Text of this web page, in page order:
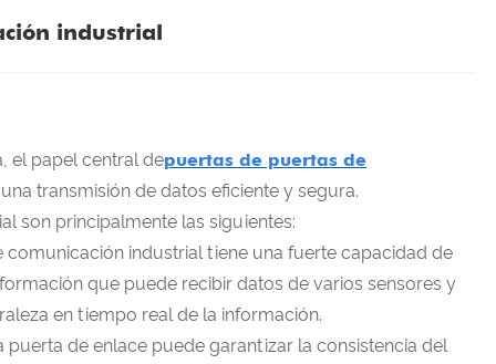
industrial
el papel central depuertas de puertas de
transmisión de datos eficiente y segura.
son principalmente las siguientes:
industrial tiene una fuerte capacidad de
que puede recibir datos de varios sensores y
en tiempo real de la información.
de enlace puede garantizar la consistencia del